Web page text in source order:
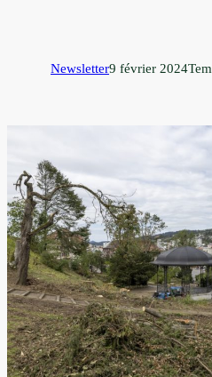
Newsletter9 février 2024